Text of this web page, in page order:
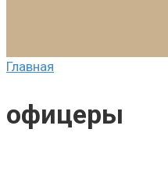
Главная
офицеры